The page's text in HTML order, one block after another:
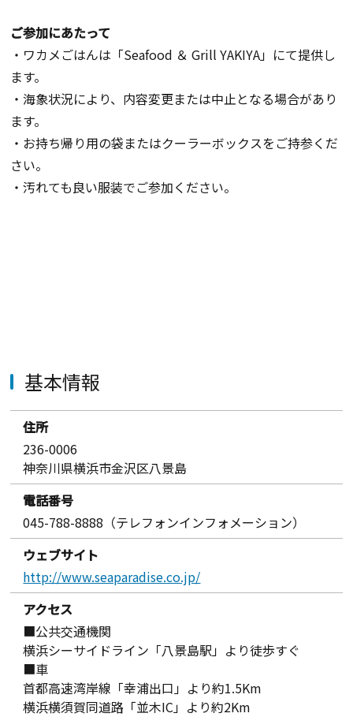
ご参加にあたって
・ワカメごはんは「Seafood ＆ Grill YAKIYA」にて提供し
ます。
・海象状況により、内容変更または中止となる場合があり
ます。
・お持ち帰り用の袋またはクーラーボックスをご持参くだ
さい。
・汚れても良い服装でご参加ください。
基本情報
住所
236-0006
神奈川県横浜市金沢区八景島
電話番号
045-788-8888（テレフォンインフォメーション）
ウェブサイト
http://www.seaparadise.co.jp/
アクセス
■公共交通機関
横浜シーサイドライン「八景島駅」より徒歩すぐ
■車
首都高速湾岸線「幸浦出口」より約1.5Km
横浜横須賀同道路「並木IC」より約2Km